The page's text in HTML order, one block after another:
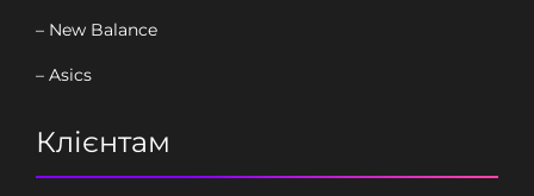
– New Balance
– Asics
Клієнтам